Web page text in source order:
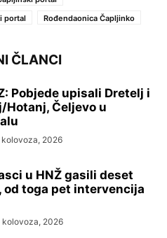
portal Rođendaonica Čapljinko
ČLANCI
Pobjede upisali Dretelj i
Hotanj, Čeljevo u
kolovoza, 2026
u HNŽ gasili deset
od toga pet intervencija
kolovoza, 2026